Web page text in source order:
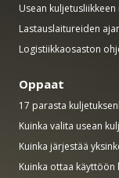
Usean kuljetusliikkeen
Lastauslaitureiden
Logistiikkaosaston
Oppaat
17 parasta
Kuinka valita usean
Kuinka järjestää
Kuinka ottaa